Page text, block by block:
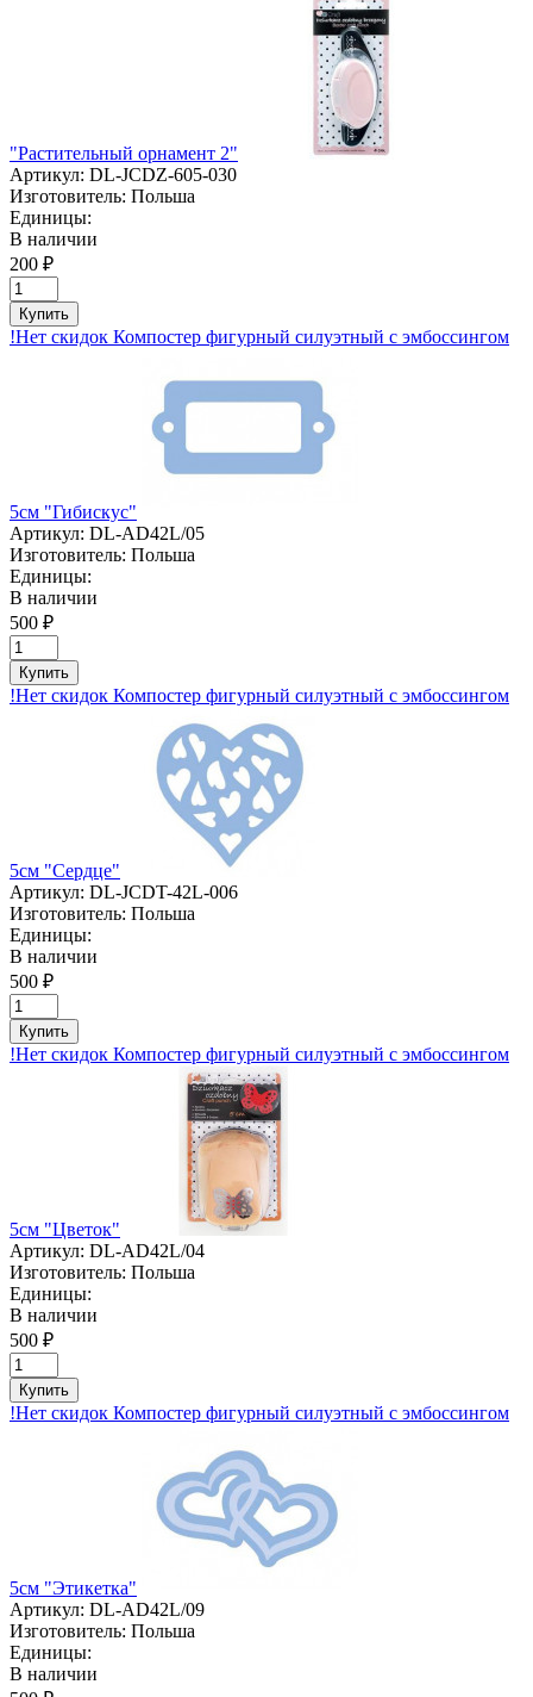
"Растительный орнамент 2"
Артикул: DL-JCDZ-605-030
Изготовитель: Польша
Единицы:
В наличии
200 ₽
Купить
!Нет скидок Компостер фигурный силуэтный с эмбоссингом
5см "Гибискус"
Артикул: DL-AD42L/05
Изготовитель: Польша
Единицы:
В наличии
500 ₽
Купить
!Нет скидок Компостер фигурный силуэтный с эмбоссингом
5см "Сердце"
Артикул: DL-JCDT-42L-006
Изготовитель: Польша
Единицы:
В наличии
500 ₽
Купить
!Нет скидок Компостер фигурный силуэтный с эмбоссингом
5см "Цветок"
Артикул: DL-AD42L/04
Изготовитель: Польша
Единицы:
В наличии
500 ₽
Купить
!Нет скидок Компостер фигурный силуэтный с эмбоссингом
5см "Этикетка"
Артикул: DL-AD42L/09
Изготовитель: Польша
Единицы:
В наличии